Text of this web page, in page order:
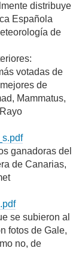
distribuye
Española
de
votadas de
de
Mammatus,
ganadoras del
de Canarias,
se subieron al
fotos de Gale,
no, de